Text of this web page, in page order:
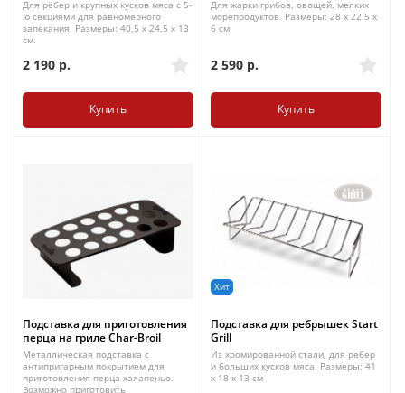
Для рёбер и крупных кусков мяса с 5-
ю секциями для равномерного
запекания. Размеры: 40,5 x 24,5 x 13
см.
2 190 р.
Купить
Для жарки грибов, овощей, мелких
морепродуктов. Размеры: 28 x 22.5 x
6 см.
2 590 р.
Купить
Подставка для приготовления
перца на гриле Char-Broil
Металлическая подставка с
антипригарным покрытием для
приготовления перца халапеньо.
Возможно приготовить
Хит
Подставка для ребрышек Start
Grill
Из хромированной стали, для ребер
и больших кусков мяса. Размеры: 41
x 18 x 13 см